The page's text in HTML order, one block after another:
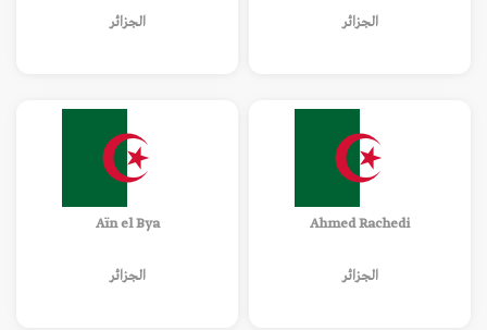
الجزائر الجزائر
Ahmed Rachedi
الجزائر
Aïn el Bya
الجزائر